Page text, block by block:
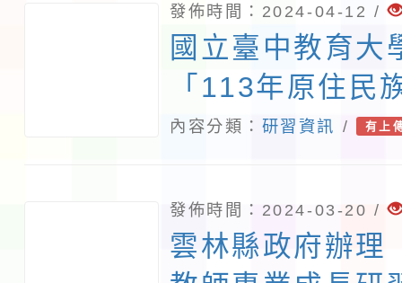
發佈時間：2024-04-12 /
國立臺中教育大
「113年原住民
經驗分享工作坊
教案分享」實施
內容分類： 研習資訊 / 有上
發佈時間：2024-03-20 /
雲林縣政府辦理